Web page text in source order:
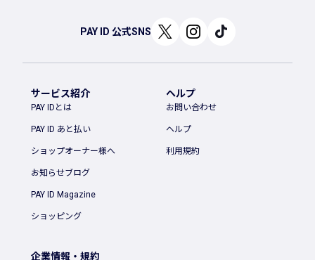
PAY ID 公式SNS
サービス紹介
PAY IDとは
PAY ID あと払い
ショップオーナー様へ
お知らせブログ
PAY ID Magazine
ショッピング
ヘルプ
お問い合わせ
ヘルプ
利用規約
企業情報・規約